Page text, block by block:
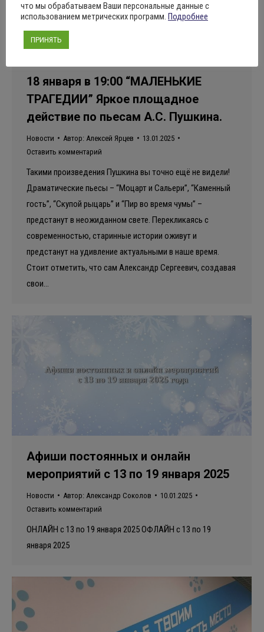
18 января в 19:00 “МАЛЕНЬКИЕ
ТРАГЕДИИ” Яркое площадное
действие по пьесам А.С. Пушкина.
Новости Автор: Алексей Ярцев
13.01.2025
Оставить комментарий
Такими произведения Пушкина вы точно ещё не видели!
Драматические пьесы – “Моцарт и Сальери”, “Каменный
гость”, “Скупой рыцарь” и “Пир во время чумы” –
предстанут в неожиданном свете. Перекликаясь с
современностью, старинные истории оживут и
предстанут на удивление актуальными в наше время.
Стоит отметить, что сам Александр Сергеевич, создавая
свои…
Афиши постоянных и онлайн
мероприятий с 13 по 19 января 2025
Новости Автор: Александр Соколов
10.01.2025
Оставить комментарий
ОНЛАЙН с 13 по 19 января 2025 ОФЛАЙН с 13 по 19
января 2025
что мы обрабатываем Ваши персональные данные с
использованием метрических программ. Подробнее
ПРИНЯТЬ